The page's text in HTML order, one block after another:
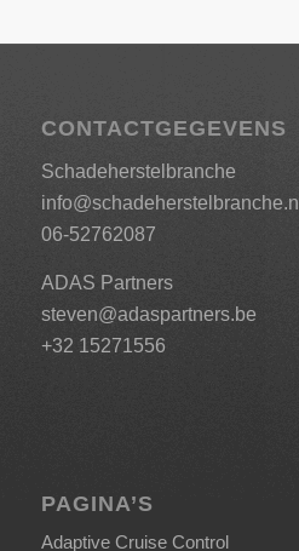
CONTACTGEGEVENS
Schadeherstelbranche
info@schadeherstelbranche.nl
06-52762087
ADAS Partners
steven@adaspartners.be
+32 15271556
PAGINA’S
Adaptive Cruise Control